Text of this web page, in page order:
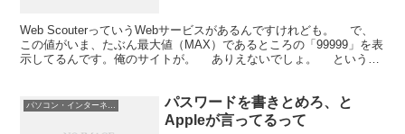
Web ScouterっていうWebサービスがあるんですけれども。 で、
この値がいま、たぶん最大値（MAX）であるところの「99999」を表
示してるんです。俺のサイトが。 ありえないでしょ。 というわ
パスワードを書きとめろ、と
Appleが言ってるって